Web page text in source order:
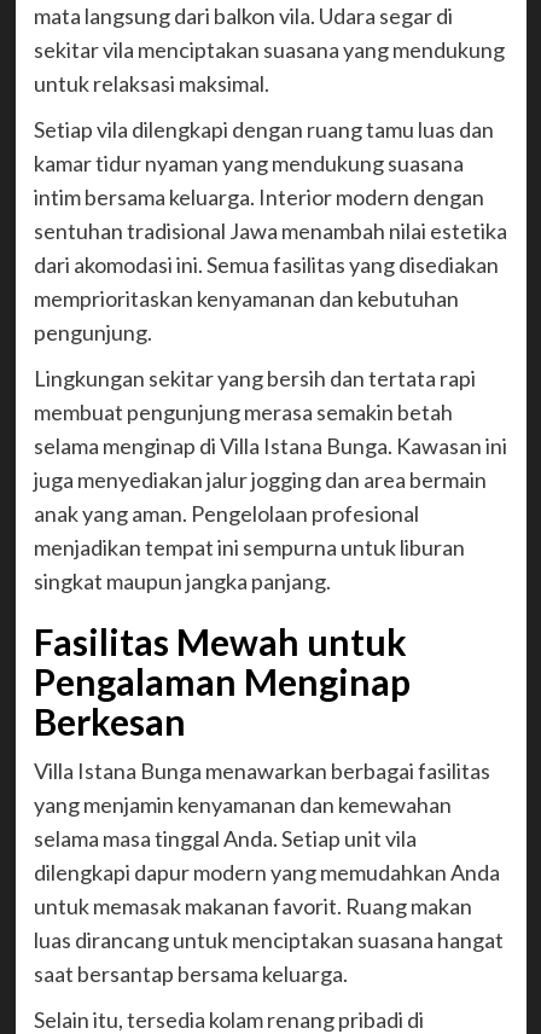
mata langsung dari balkon vila. Udara segar di
sekitar vila menciptakan suasana yang mendukung
untuk relaksasi maksimal.
Setiap vila dilengkapi dengan ruang tamu luas dan
kamar tidur nyaman yang mendukung suasana
intim bersama keluarga. Interior modern dengan
sentuhan tradisional Jawa menambah nilai estetika
dari akomodasi ini. Semua fasilitas yang disediakan
memprioritaskan kenyamanan dan kebutuhan
pengunjung.
Lingkungan sekitar yang bersih dan tertata rapi
membuat pengunjung merasa semakin betah
selama menginap di Villa Istana Bunga. Kawasan ini
juga menyediakan jalur jogging dan area bermain
anak yang aman. Pengelolaan profesional
menjadikan tempat ini sempurna untuk liburan
singkat maupun jangka panjang.
Fasilitas Mewah untuk
Pengalaman Menginap
Berkesan
Villa Istana Bunga menawarkan berbagai fasilitas
yang menjamin kenyamanan dan kemewahan
selama masa tinggal Anda. Setiap unit vila
dilengkapi dapur modern yang memudahkan Anda
untuk memasak makanan favorit. Ruang makan
luas dirancang untuk menciptakan suasana hangat
saat bersantap bersama keluarga.
Selain itu, tersedia kolam renang pribadi di